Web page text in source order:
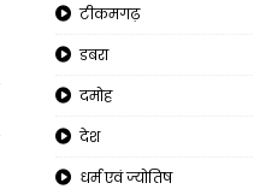
टीकमगढ़
डबरा
दमोह
देश
धर्म एवं ज्योतिष